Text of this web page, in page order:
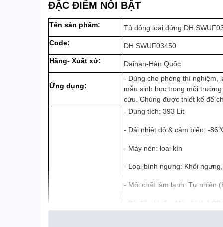
ĐẶC ĐIỂM NỔI BẬT
Tên sản phẩm: Tủ đông loại đứng
Code: DH.SWUF03450
Hãng- Xuất xứ: Daihan-Hàn Quốc
Ứng dụng:
- Dùng cho phòng thí nghiệm,
mẫu sinh học trong môi
cứu. Chúng được thiết kế để
- Dung tích: 393 Lit
- Dải nhiệt độ & cảm biến: -
- Máy nén: loại kín
- Loại bình ngưng: Khối
- Môi chất làm lạnh: Tự nhiên
- Bộ điều khiển: Màn hình